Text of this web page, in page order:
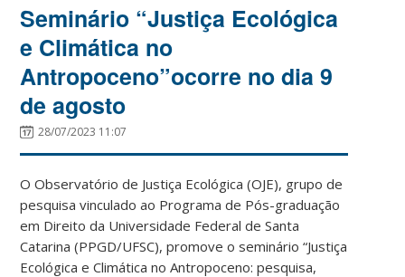
Seminário “Justiça Ecológica
e Climática no
Antropoceno”ocorre no dia 9
de agosto
28/07/2023 11:07
O Observatório de Justiça Ecológica (OJE), grupo de
pesquisa vinculado ao Programa de Pós-graduação
em Direito da Universidade Federal de Santa
Catarina (PPGD/UFSC), promove o seminário “Justiça
Ecológica e Climática no Antropoceno: pesquisa,